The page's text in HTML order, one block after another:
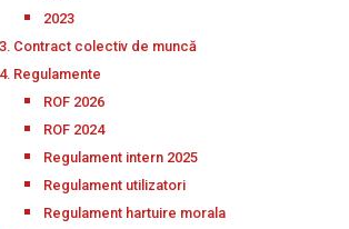
2023
3. Contract colectiv de muncă
4. Regulamente
ROF 2026
ROF 2024
Regulament intern 2025
Regulament utilizatori
Regulament hartuire morala